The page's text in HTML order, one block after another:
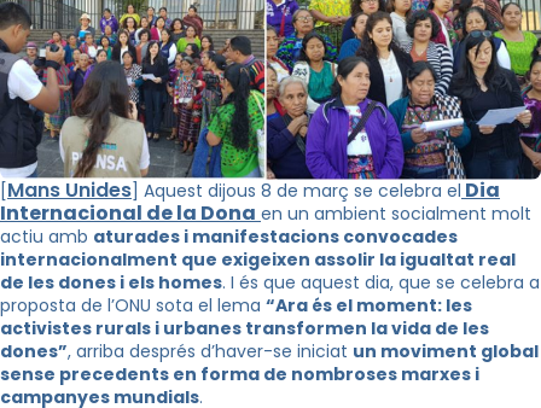
[Mans Unides] Aquest dijous 8 de març se celebra el Dia
Internacional de la Dona en un ambient socialment molt
actiu amb aturades i manifestacions convocades
internacionalment que exigeixen assolir la igualtat real
de les dones i els homes. I és que aquest dia, que se celebra a
proposta de l’ONU sota el lema “Ara és el moment: les
activistes rurals i urbanes transformen la vida de les
dones”, arriba després d’haver-se iniciat un moviment global
sense precedents en forma de nombroses marxes i
campanyes mundials.